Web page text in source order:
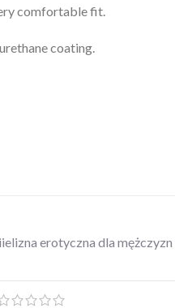
comfortable fit.
coating.
erotyczna dla mężczyzn